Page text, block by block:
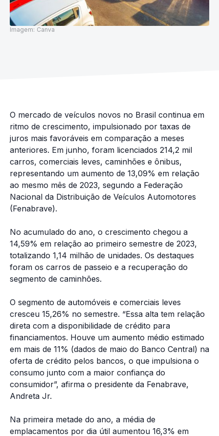
Imagem: Canva
O mercado de veículos novos no Brasil continua em
ritmo de crescimento, impulsionado por taxas de
juros mais favoráveis em comparação a meses
anteriores. Em junho, foram licenciados 214,2 mil
carros, comerciais leves, caminhões e ônibus,
representando um aumento de 13,09% em relação
ao mesmo mês de 2023, segundo a Federação
Nacional da Distribuição de Veículos Automotores
(Fenabrave).
No acumulado do ano, o crescimento chegou a
14,59% em relação ao primeiro semestre de 2023,
totalizando 1,14 milhão de unidades. Os destaques
foram os carros de passeio e a recuperação do
segmento de caminhões.
O segmento de automóveis e comerciais leves
cresceu 15,26% no semestre. “Essa alta tem relação
direta com a disponibilidade de crédito para
financiamentos. Houve um aumento médio estimado
em mais de 11% (dados de maio do Banco Central) na
oferta de crédito pelos bancos, o que impulsiona o
consumo junto com a maior confiança do
consumidor”, afirma o presidente da Fenabrave,
Andreta Jr.
Na primeira metade do ano, a média de
emplacamentos por dia útil aumentou 16,3% em